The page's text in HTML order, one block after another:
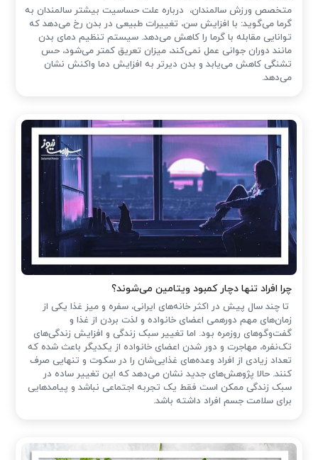
متخصص ورزش سالمندان، درباره علت حساسیت بیشتر سالمندان به
گرما می‌گوید: با افزایش سن، تغییرات طبیعی در بدن رخ می‌دهد که
توانایی مقابله با گرما را کاهش می‌دهد. سیستم تنظیم دمای بدن
مانند دوران جوانی عمل نمی‌کند، میزان تعریق کمتر می‌شود، حس
تشنگی کاهش می‌یابد و بدن دیرتر به افزایش دما واکنش نشان
می‌دهد.
چرا افراد تنها دچار کمبود ویتامین می‌شوند؟
تا چند سال پیش در اکثر خانه‌های ایرانی، سفره و میز غذا یکی از
زمان‌های مهم دورهمی اعضای خانواده و لذت بردن از غذا و
گفت‌وگوهای روزمره بود. اما تغییر سبک زندگی و افزایش زندگی‌های
تک‌نفره، مهاجرت و دور شدن اعضای خانواده از یکدیگر باعث شده که
تعداد زیادی از افراد وعده‌های غذایی‌شان را در سکوت و تنهایی صرف
کنند. حالا پژوهش‌های جدید نشان می‌دهد که این تغییر ساده در
سبک زندگی ممکن است فقط یک تجربه اجتماعی نباشد و پیامدهایی
برای سلامت جسم افراد داشته باشد.